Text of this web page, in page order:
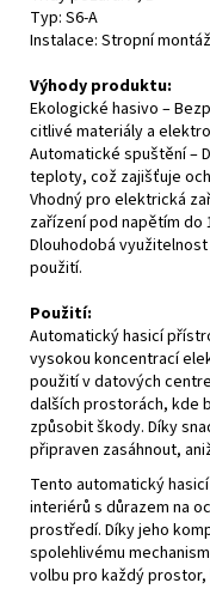
Typ: S6-A
Instalace: Stropní montáž
Výhody produktu:
Ekologické hasivo –
citlivé materiály a
Automatické spuštění –
teploty, což zajišťuje
Vhodný pro elektrická
zařízení pod napětím do
Dlouhodobá
použití.
Použití:
Automatický hasicí
vysokou koncentrací
použití v datových
dalších prostorách, kde
způsobit škody. Díky
připraven zasáhnout,
Tento automatický
interiérů s důrazem na
prostředí. Díky jeho
spolehlivému
volbu pro každý